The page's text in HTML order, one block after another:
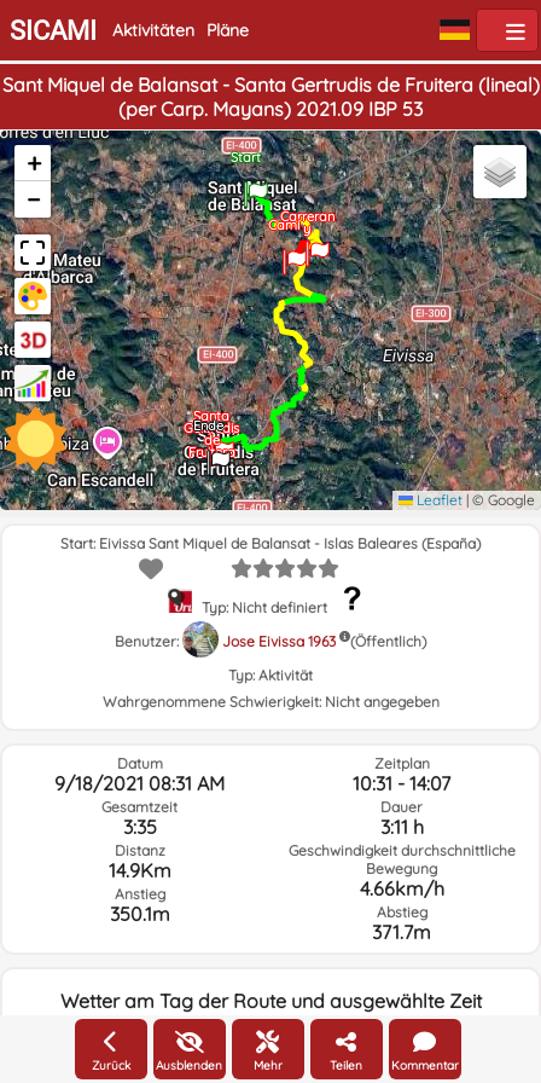
SICAMI Aktivitäten Pläne
Sant Miquel de Balansat - Santa Gertrudis de Fruitera (lineal)
(per Carp. Mayans) 2021.09 IBP 53
Start
Ende
Carreran
y
Camí
Santa
Gertrudis
de
Fruitera
+
−
Leaflet | © Google
Start: Eivissa Sant Miquel de Balansat - Islas Baleares (España)
Typ: Nicht definiert
Benutzer:
Jose Eivissa 1963
(Öffentlich)
Typ: Aktivität
Wahrgenommene Schwierigkeit: Nicht angegeben
Datum
9/18/2021 08:31 AM
Gesamtzeit
3:35
Distanz
14.9Km
Anstieg
350.1m
Zeitplan
10:31 - 14:07
Dauer
3:11 h
Geschwindigkeit durchschnittliche
Bewegung
4.66km/h
Abstieg
371.7m
Wetter am Tag der Route und ausgewählte Zeit
08:00
Zurück Ausblenden Mehr Teilen Kommentar